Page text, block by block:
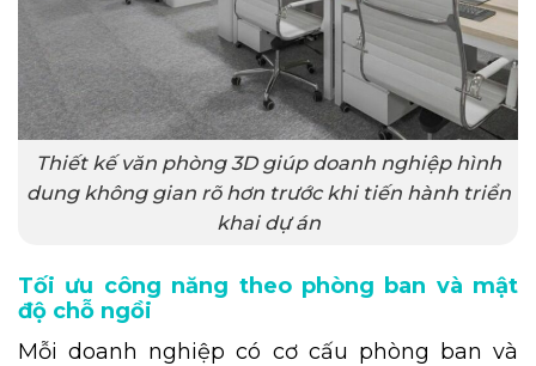
Thiết kế văn phòng 3D giúp doanh nghiệp hình
dung không gian rõ hơn trước khi tiến hành triển
khai dự án
Tối ưu công năng theo phòng ban và mật
độ chỗ ngồi
Mỗi doanh nghiệp có cơ cấu phòng ban và